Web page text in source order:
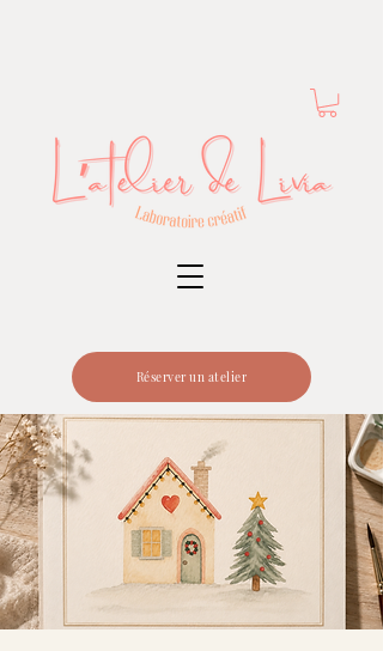
Réserver un atelier